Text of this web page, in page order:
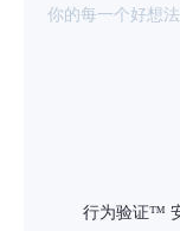
行为验证™